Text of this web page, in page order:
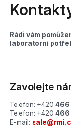
Rádi vám
laboratorní
Zavolejte
Telefon: +420 466
Telefon: +420 466
E-mail: